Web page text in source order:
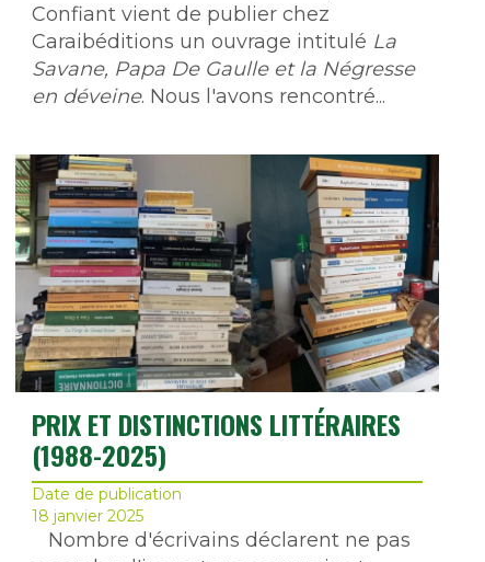
Confiant vient de publier chez
Caraibéditions un ouvrage intitulé La
Savane, Papa De Gaulle et la Négresse
en déveine. Nous l'avons rencontré...
PRIX ET DISTINCTIONS LITTÉRAIRES
(1988-2025)
Date de publication
18 janvier 2025
Nombre d'écrivains déclarent ne pas